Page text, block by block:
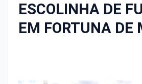
ESCOLINHA DE
EM FORTUNA DE